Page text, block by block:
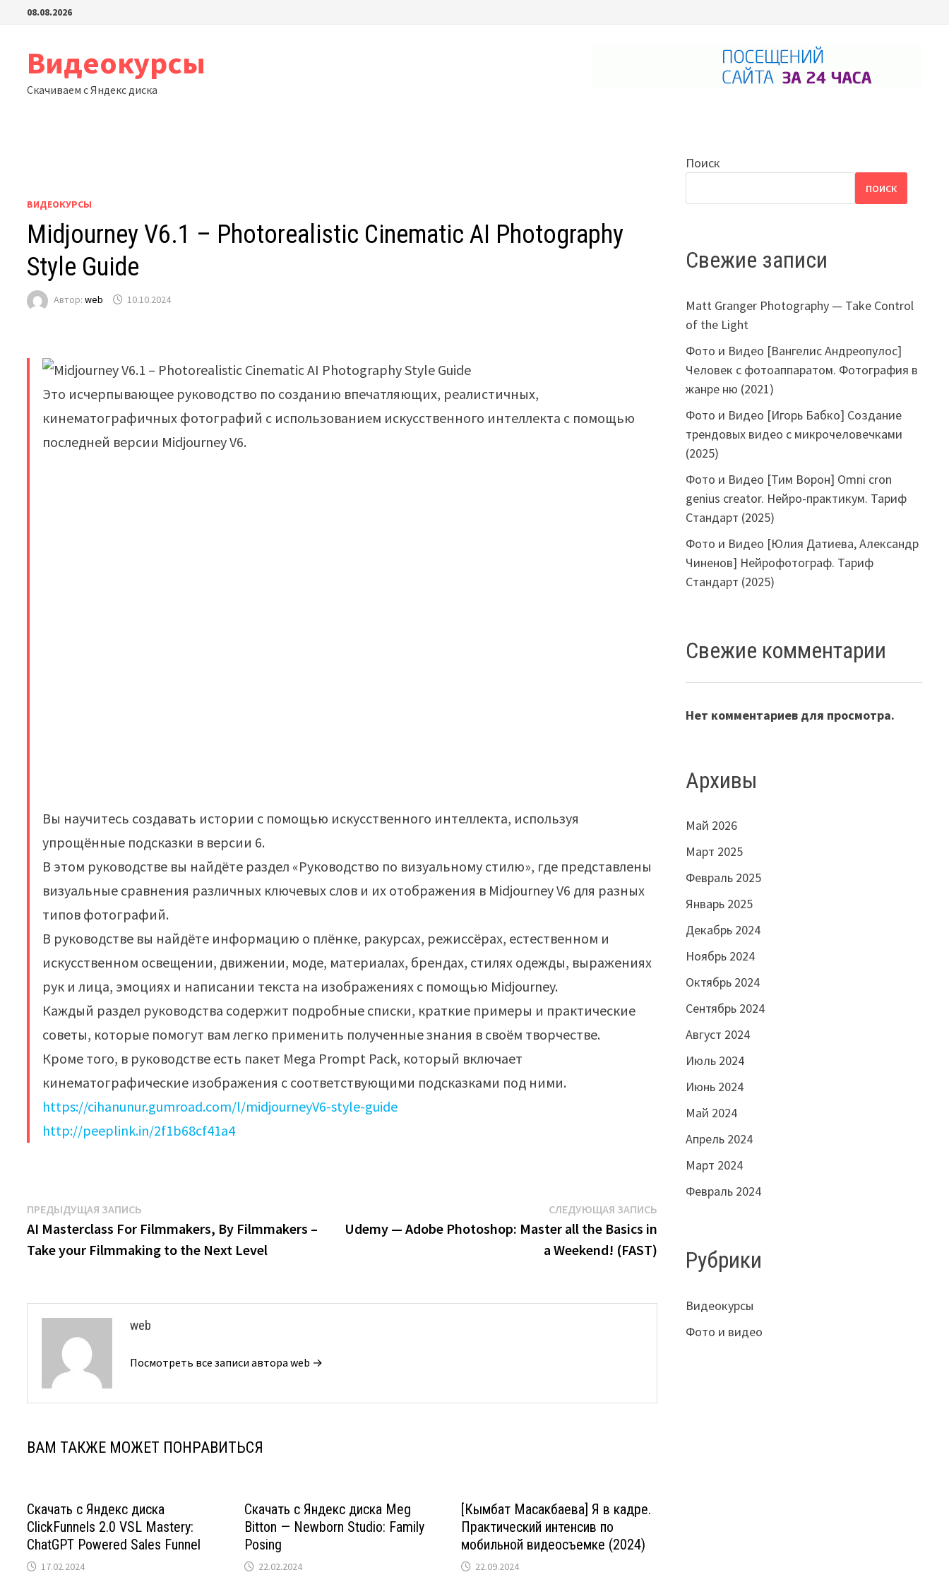
Перейти08.08.2026
Видеокурсы
Скачиваем с Яндекс диска
ВИДЕОКУРСЫ
Midjourney V6.1 – Photorealistic Cinematic AI Photography
Style Guide
Автор:web 10.10.2024
Это исчерпывающее руководство по созданию впечатляющих, реалистичных,
кинематографичных фотографий с использованием искусственного интеллекта с помощью
последней версии Midjourney V6.
Вы научитесь создавать истории с помощью искусственного интеллекта, используя
упрощённые подсказки в версии 6.
В этом руководстве вы найдёте раздел «Руководство по визуальному стилю», где представлены
визуальные сравнения различных ключевых слов и их отображения в Midjourney V6 для разных
типов фотографий.
В руководстве вы найдёте информацию о плёнке, ракурсах, режиссёрах, естественном и
искусственном освещении, движении, моде, материалах, брендах, стилях одежды, выражениях
рук и лица, эмоциях и написании текста на изображениях с помощью Midjourney.
Каждый раздел руководства содержит подробные списки, краткие примеры и практические
советы, которые помогут вам легко применить полученные знания в своём творчестве.
Кроме того, в руководстве есть пакет Mega Prompt Pack, который включает
кинематографические изображения с соответствующими подсказками под ними.
https://cihanunur.gumroad.com/l/midjourneyV6-style-guide
http://peeplink.in/2f1b68cf41a4
Навигация
по
записям
ПРЕДЫДУЩАЯ ЗАПИСЬ
запись:
AI Masterclass For Filmmakers, By Filmmakers –
Take your Filmmaking to the Next Level
СЛЕДУЮЩАЯ ЗАПИСЬСледующая
запись:
Udemy — Adobe Photoshop: Master all the Basics in
a Weekend! (FAST)
web
Посмотреть все записи автора web →
ВАМ ТАКЖЕ МОЖЕТ ПОНРАВИТЬСЯ
Скачать с Яндекс диска
ClickFunnels 2.0 VSL Mastery:
ChatGPT Powered Sales Funnel
17.02.2024
Скачать с Яндекс диска Meg
Bitton — Newborn Studio: Family
Posing
22.02.2024
[Кымбат Масакбаева] Я в кадре.
Практический интенсив по
мобильной видеосъемке (2024)
22.09.2024
Поиск
ПОИСК
Свежие записи
Matt Granger Photography — Take Control
of the Light
Фото и Видео [Вангелис Андреопулос]
Человек с фотоаппаратом. Фотография в
жанре ню (2021)
Фото и Видео [Игорь Бабко] Создание
трендовых видео с микрочеловечками
(2025)
Фото и Видео [Тим Ворон] Omni cron
genius creator. Нейро-практикум. Тариф
Стандарт (2025)
Фото и Видео [Юлия Датиева, Александр
Чиненов] Нейрофотограф. Тариф
Стандарт (2025)
Свежие комментарии
Нет комментариев для просмотра.
Архивы
Май 2026
Март 2025
Февраль 2025
Январь 2025
Декабрь 2024
Ноябрь 2024
Октябрь 2024
Сентябрь 2024
Август 2024
Июль 2024
Июнь 2024
Май 2024
Апрель 2024
Март 2024
Февраль 2024
Рубрики
Видеокурсы
Фото и видео